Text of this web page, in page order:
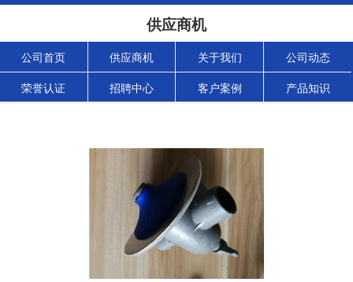
供应商机
公司首页 供应商机 关于我们 公司动态
荣誉认证 招聘中心 客户案例 产品知识